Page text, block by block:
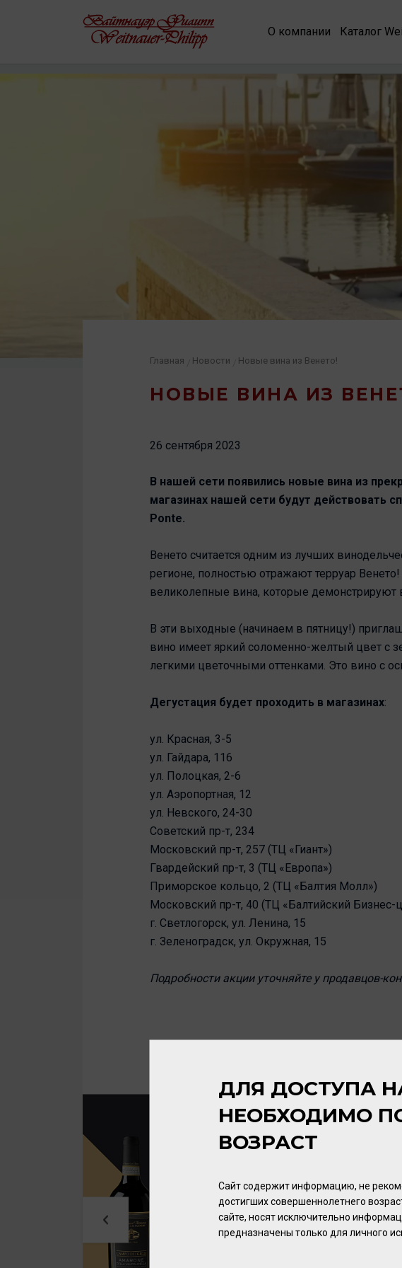
О компании Каталог
НОВЫЕ ВИНА ИЗ
Главная Новости Новые вина из Венето!
26 сентября 2023
В нашей сети появились новые вина из
магазинах нашей сети будут действовать
Ponte.
Венето считается одним из лучших
регионе, полностью отражают терруар
великолепные вина, которые демонстрируют
В эти выходные (начинаем в пятницу!)
вино имеет яркий соломенно-желтый цвет с
легкими цветочными оттенками. Это вино с
Дегустация будет проходить в магазинах:
ул. Красная, 3-5
ул. Гайдара, 116
ул. Полоцкая, 2-6
ул. Аэропортная, 12
ул. Невского, 24-30
Советский пр-т, 234
Московский пр-т, 257 (ТЦ «Гиант»)
Гвардейский пр-т, 3 (ТЦ «Европа»)
Приморское кольцо, 2 (ТЦ «Балтия Молл»)
Московский пр-т, 40 (ТЦ «Балтийский Бизнес-
г. Светлогорск, ул. Ленина, 15
г. Зеленоградск, ул. Окружная, 15
Подробности акции уточняйте у продавцов-
ДЛЯ ДОСТУПА
НЕОБХОДИМО
ВОЗРАСТ
Сайт содержит информацию, не
достигших совершеннолетнего
сайте, носят исключительно
предназначены только для личного